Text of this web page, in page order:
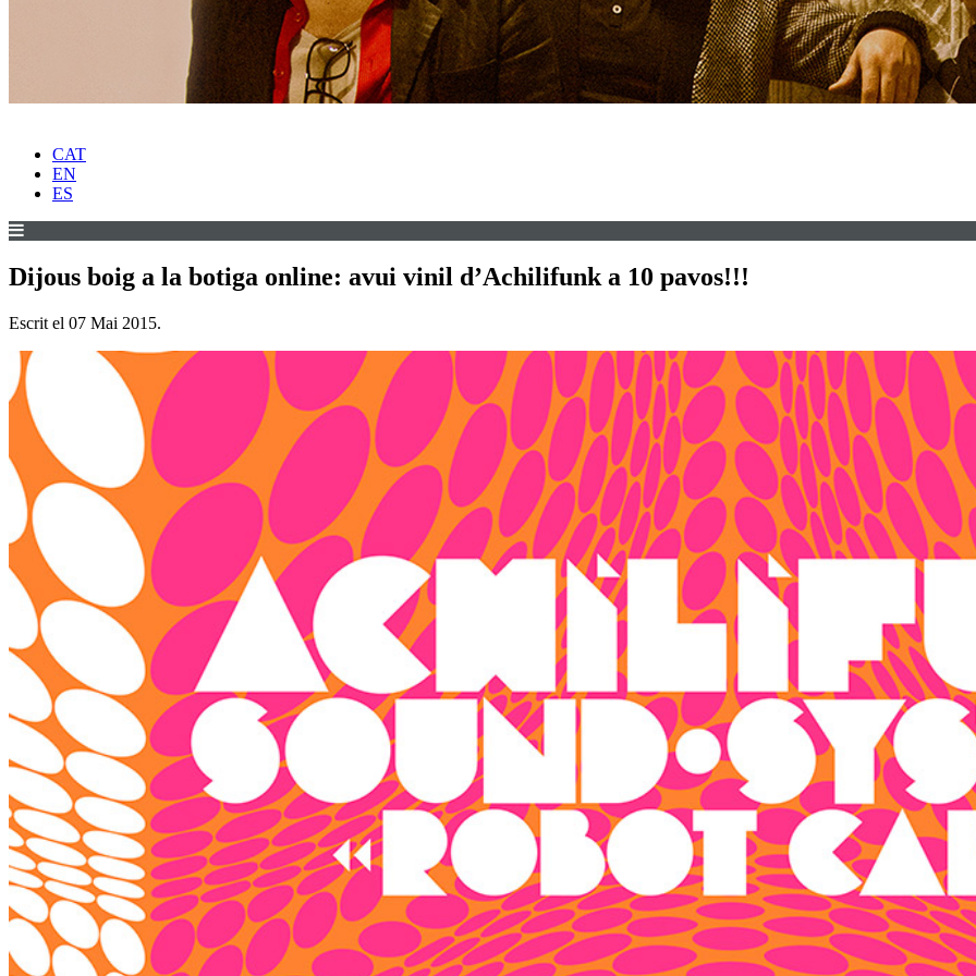
CAT
EN
ES
Dijous boig a la botiga online: avui vinil d’Achilifunk a 10 pavos!!!
Escrit el 07 Mai 2015.